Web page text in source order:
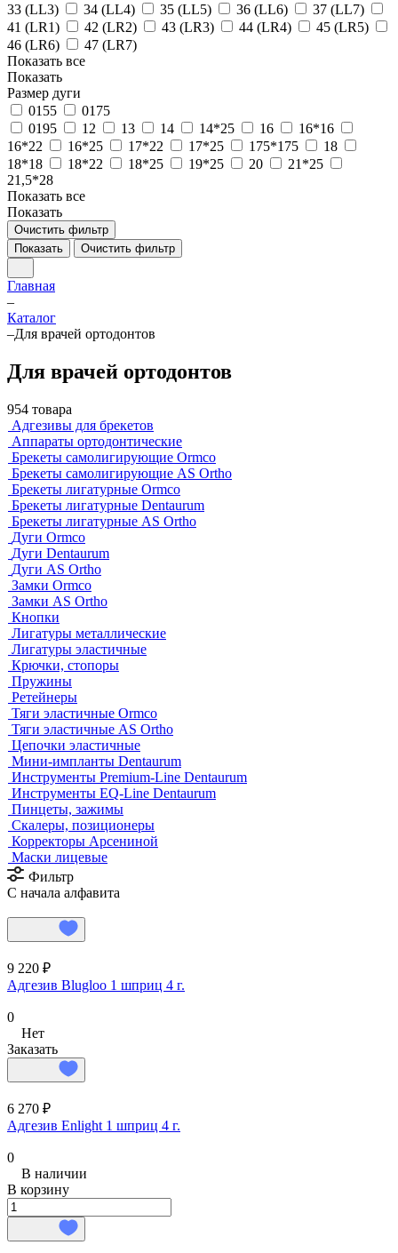
33 (LL3)
34 (LL4) 35 (LL5) 36 (LL6)
37 (LL7)
41 (LR1)
42 (LR2) 43 (LR3) 44 (LR4)
45 (LR5)
46 (LR6)
47 (LR7)
Показать все
Показать
Размер дуги
0155
0175
0195
12 13 14 14*25 16
16*16
16*22
16*25 17*22 17*25 175*175
18
18*18
18*22 18*25 19*25 20
21*25
21,5*28
Показать все
Показать
Очистить фильтр
Показать
Очистить фильтр
Главная
–
Каталог
–Для врачей ортодонтов
Для врачей ортодонтов
954 товара
Адгезивы для брекетов
Аппараты ортодонтические
Брекеты самолигирующие Ormco
Брекеты самолигирующие AS Ortho
Брекеты лигатурные Ormco
Брекеты лигатурные Dentaurum
Брекеты лигатурные AS Ortho
Дуги Ormco
Дуги Dentaurum
Дуги AS Ortho
Замки Ormco
Замки AS Ortho
Кнопки
Лигатуры металлические
Лигатуры эластичные
Крючки, стопоры
Пружины
Ретейнеры
Тяги эластичные Ormco
Тяги эластичные AS Ortho
Цепочки эластичные
Мини-импланты Dentaurum
Инструменты Premium-Line Dentaurum
Инструменты EQ-Line Dentaurum
Пинцеты, зажимы
Скалеры, позиционеры
Корректоры Арсениной
Маски лицевые
Фильтр
С начала алфавита
9 220 ₽
Адгезив Blugloo 1 шприц 4 г.
0
Нет
Заказать
6 270 ₽
Адгезив Enlight 1 шприц 4 г.
0
В наличии
В корзину